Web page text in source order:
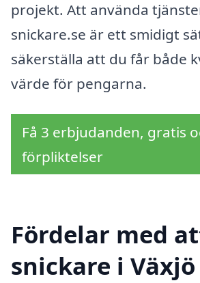
projekt. Att använda
snickare.se är ett smidigt
säkerställa att du får både
värde för pengarna.
Få 3 erbjudanden, gratis
förpliktelser
Fördelar med
snickare i Växjö